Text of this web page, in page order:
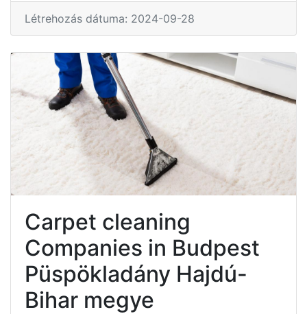
Létrehozás dátuma: 2024-09-28
Carpet cleaning
Companies in Budpest
Püspökladány Hajdú-
Bihar megye